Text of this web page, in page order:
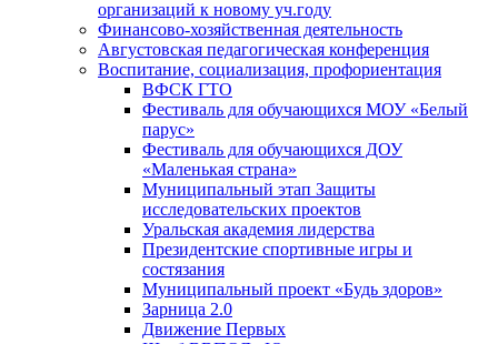
организаций к новому уч.году
Финансово-хозяйственная деятельность
Августовская педагогическая конференция
Воспитание, социализация, профориентация
ВФСК ГТО
Фестиваль для обучающихся МОУ «Белый
парус»
Фестиваль для обучающихся ДОУ
«Маленькая страна»
Муниципальный этап Защиты
исследовательских проектов
Уральская академия лидерства
Президентские спортивные игры и
состязания
Муниципальный проект «Будь здоров»
Зарница 2.0
Движение Первых